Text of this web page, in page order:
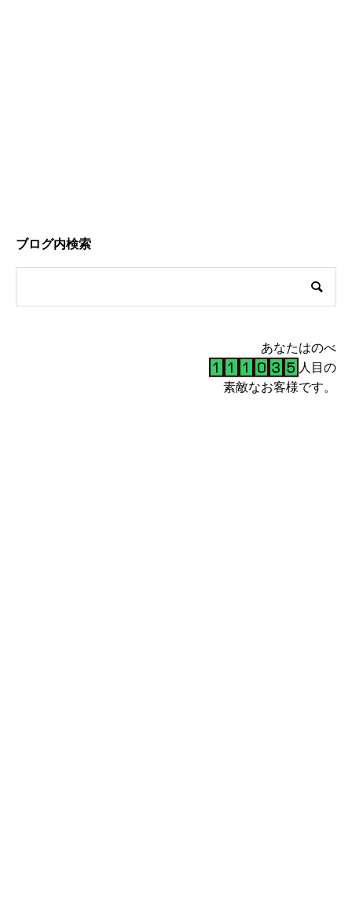
ブログ内検索
あなたはのべ
人目の
素敵なお客様です。